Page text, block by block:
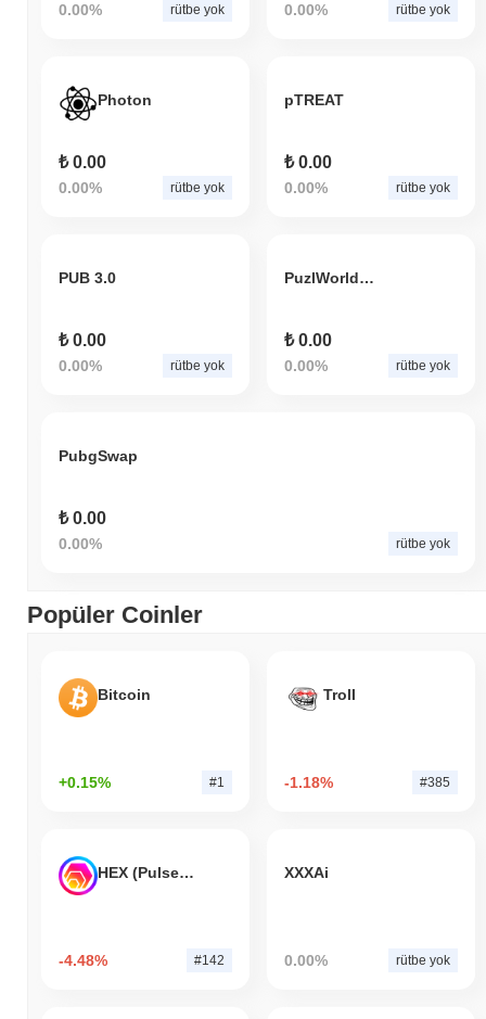
0.00% rütbe yok 0.00% rütbe yok
Photon
₺ 0.00
0.00% rütbe yok
pTREAT
₺ 0.00
0.00% rütbe yok
PUB 3.0
₺ 0.00
0.00% rütbe yok
PuzlWorldPacks
₺ 0.00
0.00% rütbe yok
PubgSwap
₺ 0.00
0.00% rütbe yok
Popüler Coinler
Bitcoin
+0.15% #1
Troll
-1.18% #385
HEX (Pulsechain)
-4.48% #142
XXXAi
0.00% rütbe yok